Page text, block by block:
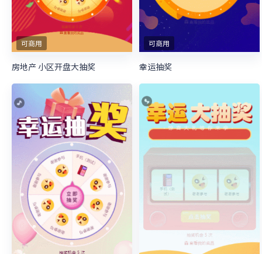
可商用
房地产 小区开盘大抽奖
可商用
幸运抽奖